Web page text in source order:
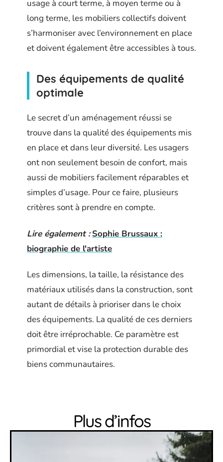
usage à court terme, à moyen terme ou à
long terme, les mobiliers collectifs doivent
s’harmoniser avec l’environnement en place
et doivent également être accessibles à tous.
Des équipements de qualité
optimale
Le secret d’un aménagement réussi se
trouve dans la qualité des équipements mis
en place et dans leur diversité. Les usagers
ont non seulement besoin de confort, mais
aussi de mobiliers facilement réparables et
simples d’usage. Pour ce faire, plusieurs
critères sont à prendre en compte.
Lire également : Sophie Brussaux :
biographie de l'artiste
Les dimensions, la taille, la résistance des
matériaux utilisés dans la construction, sont
autant de détails à prioriser dans le choix
des équipements. La qualité de ces derniers
doit être irréprochable. Ce paramètre est
primordial et vise la protection durable des
biens communautaires.
Plus d’infos